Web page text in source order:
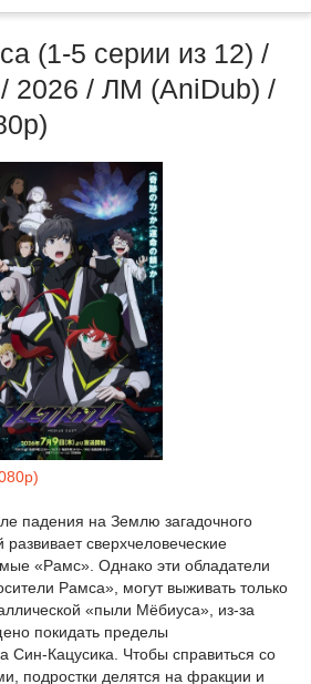
(1-5 серии из 12) /
2026 / ЛМ (AniDub) /
падения на Землю загадочного
развивает сверхчеловеческие
«Рамс». Однако эти обладатели
Рамса», могут выживать только
«пыли Мёбиуса», из-за
покидать пределы
Син-Кацусика. Чтобы справиться со
подростки делятся на фракции и